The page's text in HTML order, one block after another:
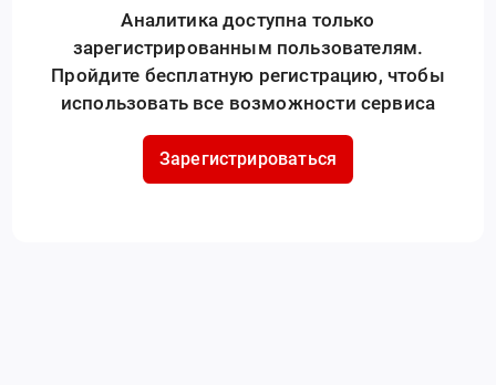
Аналитика доступна только
зарегистрированным пользователям.
Пройдите бесплатную регистрацию, чтобы
использовать все возможности сервиса
Зарегистрироваться